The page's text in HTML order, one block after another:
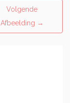
Volgende
Afbeelding →